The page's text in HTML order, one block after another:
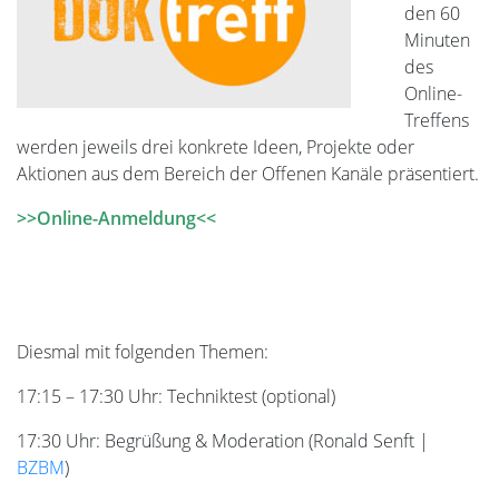
den 60
Minuten
des
Online-
Treffens
werden jeweils drei konkrete Ideen, Projekte oder
Aktionen aus dem Bereich der Offenen Kanäle präsentiert.
>>Online-Anmeldung<<
Diesmal mit folgenden Themen:
17:15 – 17:30 Uhr: Techniktest (optional)
17:30 Uhr: Begrüßung & Moderation (Ronald Senft |
BZBM)